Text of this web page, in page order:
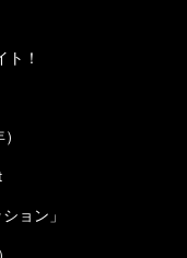
！
ョン」